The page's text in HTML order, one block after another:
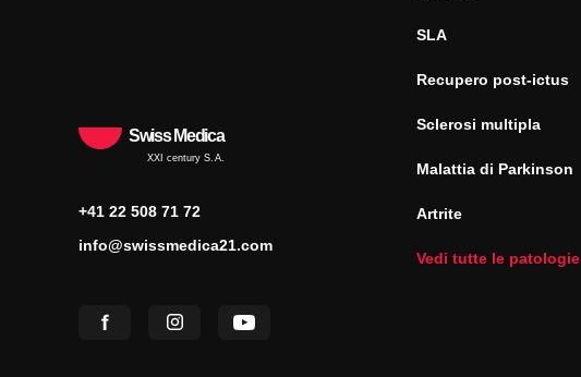
Swiss Medica
XXI century S.A.
+41 22 508 71 72
info@swissmedica21.com
SLA
Recupero post-ictus
Sclerosi multipla
Malattia di Parkinson
Artrite
Vedi tutte le patologie